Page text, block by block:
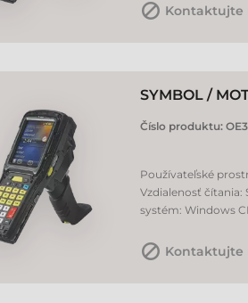
Kontaktujte
SYMBOL /
Číslo produktu:
Používateľské
Vzdialenosť čítania:
systém: Windows
Kontaktujte